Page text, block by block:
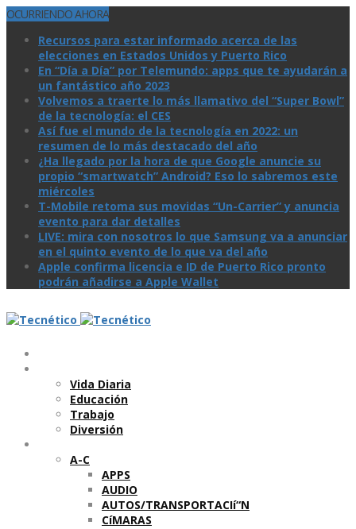
OCURRIENDO AHORA
Recursos para estar informado acerca de las
elecciones en Estados Unidos y Puerto Rico
En “Día a Día” por Telemundo: apps que te ayudarán a
un fantástico año 2023
Volvemos a traerte lo más llamativo del “Super Bowl”
de la tecnologí­a: el CES
Así­ fue el mundo de la tecnologí­a en 2022: un
resumen de lo más destacado del año
¿Ha llegado por la hora de que Google anuncie su
propio “smartwatch” Android? Eso lo sabremos este
miércoles
T-Mobile retoma sus movidas “Un-Carrier” y anuncia
evento para dar detalles
LIVE: mira con nosotros lo que Samsung va a anunciar
en el quinto evento de lo que va del año
Apple confirma licencia e ID de Puerto Rico pronto
podrán añadirse a Apple Wallet
Vida Diaria
Educación
Trabajo
Diversión
A-C
APPS
AUDIO
AUTOS/TRANSPORTACIí“N
CíMARAS